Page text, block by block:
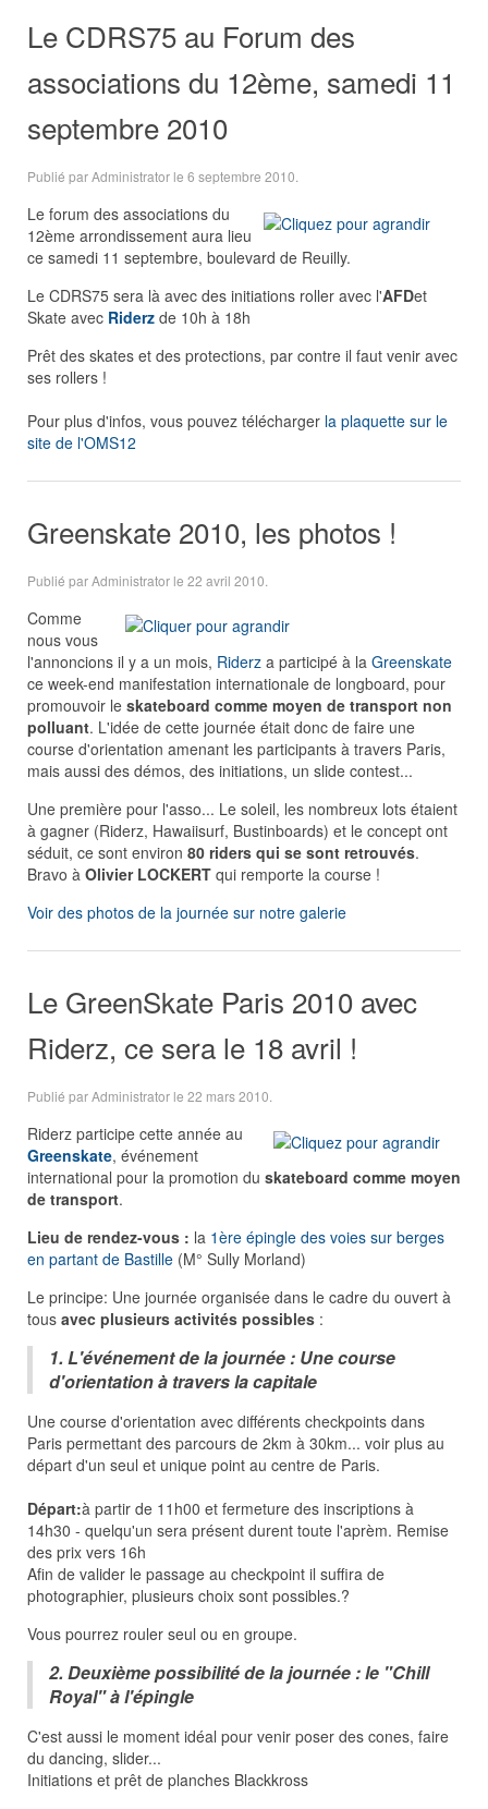
Le CDRS75 au Forum des
associations du 12ème, samedi 11
septembre 2010
Publié par Administrator le 6 septembre 2010
Le forum des associations du
12ème arrondissement aura lieu
ce samedi 11 septembre, boulevard de Reuilly.
Le CDRS75 sera là avec des initiations roller avec l'AFDet
Skate avec Riderz de 10h à 18h
Prêt des skates et des protections, par contre il faut venir avec
ses rollers !
Pour plus d'infos, vous pouvez télécharger la plaquette sur le
site de l'OMS12
Greenskate 2010, les photos !
Publié par Administrator le 22 avril 2010
Comme
nous vous
l'annoncions il y a un mois, Riderz a participé à la Greenskate
ce week-end manifestation internationale de longboard, pour
promouvoir le skateboard comme moyen de transport non
polluant. L'idée de cette journée était donc de faire une
course d'orientation amenant les participants à travers Paris,
mais aussi des démos, des initiations, un slide contest...
Une première pour l'asso... Le soleil, les nombreux lots étaient
à gagner (Riderz, Hawaiisurf, Bustinboards) et le concept ont
séduit, ce sont environ 80 riders qui se sont retrouvés.
Bravo à Olivier LOCKERT qui remporte la course !
Voir des photos de la journée sur notre galerie
Le GreenSkate Paris 2010 avec
Riderz, ce sera le 18 avril !
Publié par Administrator le 22 mars 2010
Riderz participe cette année au
Greenskate, événement
international pour la promotion du skateboard comme moyen
de transport.
Lieu de rendez-vous : la 1ère épingle des voies sur berges
en partant de Bastille (M° Sully Morland)
Le principe: Une journée organisée dans le cadre du ouvert à
tous avec plusieurs activités possibles :
1. L'événement de la journée : Une course
d'orientation à travers la capitale
Une course d'orientation avec différents checkpoints dans
Paris permettant des parcours de 2km à 30km... voir plus au
départ d'un seul et unique point au centre de Paris.
Départ:à partir de 11h00 et fermeture des inscriptions à
14h30 - quelqu'un sera présent durent toute l'aprèm. Remise
des prix vers 16h
Afin de valider le passage au checkpoint il suffira de
photographier, plusieurs choix sont possibles.?
Vous pourrez rouler seul ou en groupe.
2. Deuxième possibilité de la journée : le "Chill
Royal" à l'épingle
C'est aussi le moment idéal pour venir poser des cones, faire
du dancing, slider...
Initiations et prêt de planches Blackkross